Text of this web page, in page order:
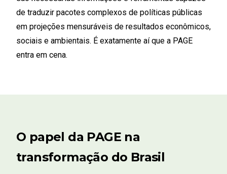
de traduzir pacotes complexos de políticas públicas
em projeções mensuráveis de resultados econômicos,
sociais e ambientais. É exatamente aí que a PAGE
entra em cena.
O papel da PAGE na
transformação do Brasil